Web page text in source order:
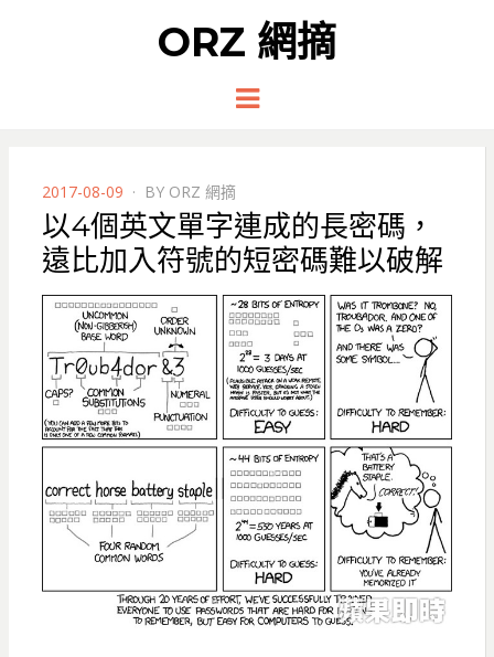
ORZ 網摘
Menu
POSTED
ON
2017-08-09 BY ORZ 網摘
以4個英文單字連成的長密碼，
遠比加入符號的短密碼難以破解